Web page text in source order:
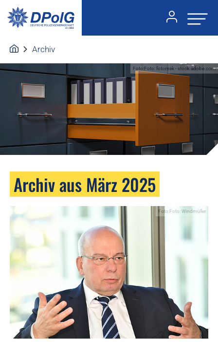
Archiv
Foto:Foto: fotomek - stock.adobe.com
Archiv aus März 2025
Foto:Foto: Windmüller